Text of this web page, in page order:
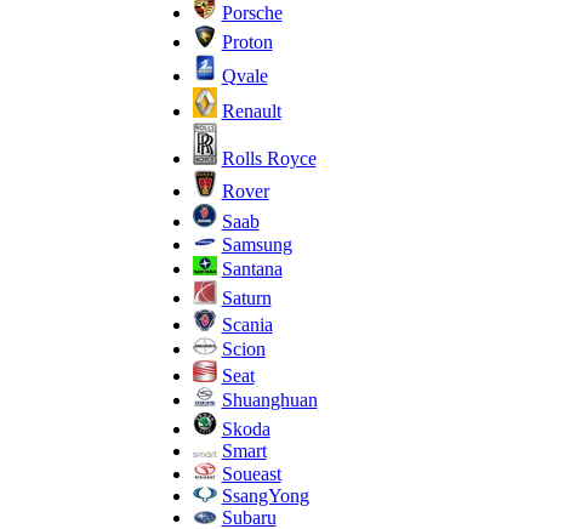
Porsche
Proton
Qvale
Renault
Rolls Royce
Rover
Saab
Samsung
Santana
Saturn
Scania
Scion
Seat
Shuanghuan
Skoda
Smart
Soueast
SsangYong
Subaru